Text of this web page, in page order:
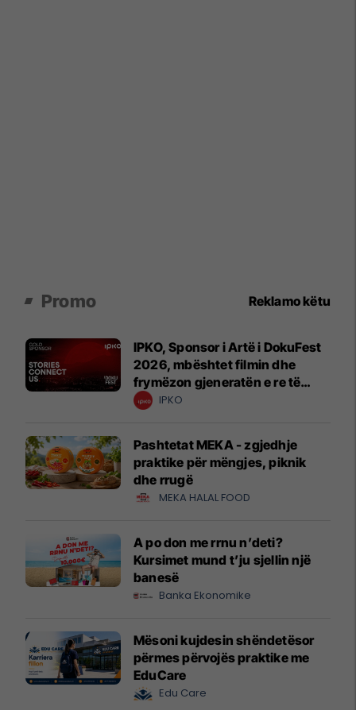
Promo Reklamo këtu
IPKO, Sponsor i Artë i DokuFest
2026, mbështet filmin dhe
frymëzon gjeneratën e re të
krijuesve
IPKO
Pashtetat MEKA - zgjedhje
praktike për mëngjes, piknik
dhe rrugë
MEKA HALAL FOOD
A po don me rrnu n’deti?
Kursimet mund t’ju sjellin një
banesë
Banka Ekonomike
Mësoni kujdesin shëndetësor
përmes përvojës praktike me
EduCare
Edu Care